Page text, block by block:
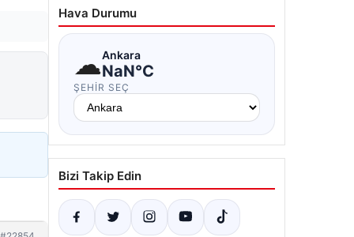
Hava Durumu
☁Ankara
NaN°C
ŞEHIR SEÇ
Bizi Takip Edin